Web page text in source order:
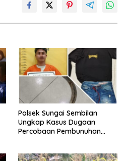
Polsek Sungai Sembilan
Ungkap Kasus Dugaan
Percobaan Pembunuhan